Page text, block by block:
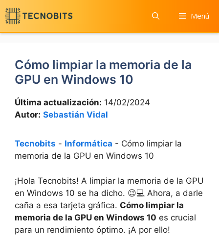
Saltar
al
contenido
Menú
Cómo limpiar la memoria de la
GPU en Windows 10
Última actualización: 14/02/2024
Autor: Sebastián Vidal
Tecnobits - Informática - Cómo limpiar la
memoria de la GPU en Windows 10
¡Hola Tecnobits! A limpiar la ⁣memoria de la​ GPU
en Windows⁢ 10‍ se ha dicho. 😉💻⁣ Ahora, a​ darle
caña a esa ⁣tarjeta gráfica. Cómo limpiar la
memoria de la GPU‌ en Windows 10 es ​crucial
⁣para un ⁣rendimiento óptimo. ¡A por ello!